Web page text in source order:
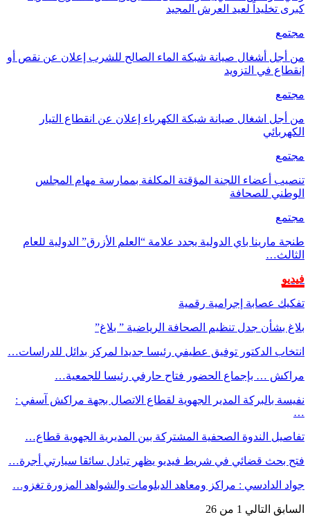
كبرى تخليداً لعيد العرش المجيد
مجتمع
من أجل أشغال صيانة شبكة الماء الصالح للشرب إعلان عن نقص أو
إنقطاع في التزويد
مجتمع
من أجل اشغال صيانة شبكة الكهرباء إعلان عن انقطاع التيار
الكهربائي
مجتمع
تنصيب أعضاء اللجنة المؤقتة المكلفة بممارسة مهام المجلس
الوطني للصحافة
مجتمع
طنجة مارينا باي الدولية يجدد علامة “العلم الأزرق” الدولية للعام
الثالث…
فيديو
تفكيك عصابة إجرامية رقمية
بلاغ بشأن جدل تنظيم الصحافة الرياضية ” بلاغ”
انتخاب الدكتور توفيق عطيفي رئيسا جديدا لمركز بدائل للدراسات…
مراكش … بإجماع الحضور فتاح حارفي رئيسا للجمعية…
نفيسة بالبركة المدير الجهوية لقطاع الاتصال بجهة مراكش آسفي :
…
تفاصيل الندوة الصحفية المشتركة بين المديرية الجهوية قطاع…
فتح بحث قضائي في شريط فيديو يظهر تبادل سائقا سيارتي أجرة…
جواد الدادسي : مراكز ومعاهد الدبلومات والشواهد المزورة تغزو…
السابق التالي 1 من 26